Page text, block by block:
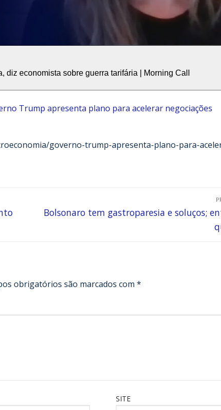
economista sobre guerra tarifária | Morning Call
Trump apresenta plano para acelerar negociações
governo-trump-apresenta-plano-para-
Bolsonaro tem gastroparesia e soluços;
obrigatórios são marcados com *
SITE